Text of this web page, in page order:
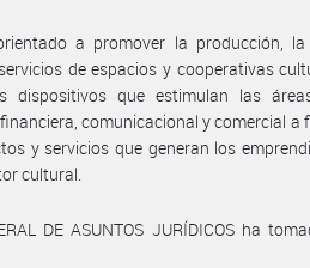
a promover la producción,
de espacios y cooperativas
dispositivos que estimulan las
comunicacional y comercial a
y servicios que generan los
cultural.
DE ASUNTOS JURÍDICOS ha